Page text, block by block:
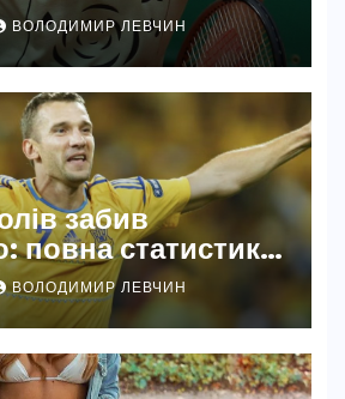
ВОЛОДИМИР ЛЕВЧИН
забив
повна статистика
ВОЛОДИМИР ЛЕВЧИН